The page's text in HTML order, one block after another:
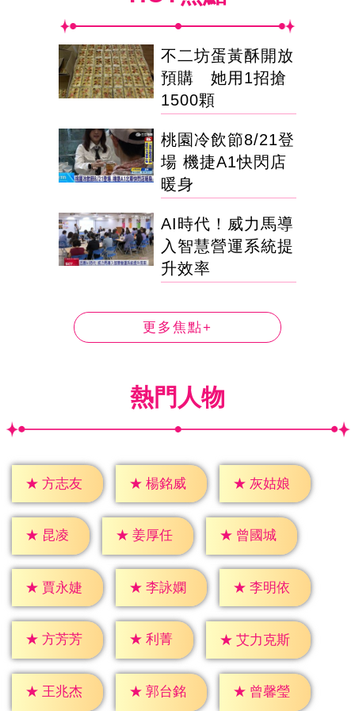
不二坊蛋黃酥開放
預購 她用1招搶
1500顆
桃園冷飲節8/21登
場 機捷A1快閃店
暖身
AI時代！威力馬導
入智慧營運系統提
升效率
更多焦點+
熱門人物
★ 方志友 ★ 楊銘威 ★ 灰姑娘
★ 昆凌 ★ 姜厚任 ★ 曾國城
★ 賈永婕 ★ 李詠嫻 ★ 李明依
★ 方芳芳 ★ 利菁 ★ 艾力克斯
★ 王兆杰 ★ 郭台銘 ★ 曾馨瑩